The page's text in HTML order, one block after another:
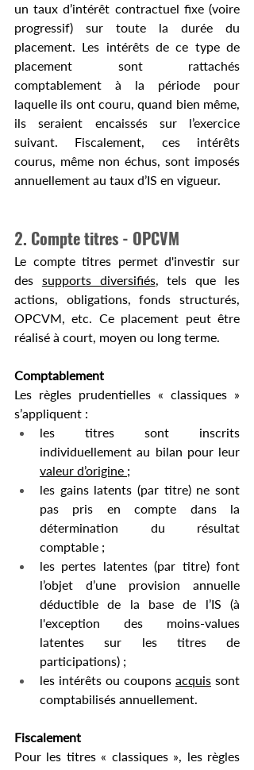
un taux d’intérêt contractuel fixe (voire
progressif) sur toute la durée du
placement. Les intérêts de ce type de
placement sont rattachés
comptablement à la période pour
laquelle ils ont couru, quand bien même,
ils seraient encaissés sur l’exercice
suivant. Fiscalement, ces intérêts
courus, même non échus, sont imposés
annuellement au taux d’IS en vigueur.
2. Compte titres - OPCVM
Le compte titres permet d'investir sur
des supports diversifiés, tels que les
actions, obligations, fonds structurés,
OPCVM, etc. Ce placement peut être
réalisé à court, moyen ou long terme.
Comptablement
Les règles prudentielles « classiques »
s’appliquent :
les titres sont inscrits
valeur d’origine ;
les gains latents (par titre) ne sont
pas pris en compte dans la
détermination du résultat
comptable ;
les pertes latentes (par titre) font
l’objet d’une provision annuelle
déductible de la base de l’IS (à
l'exception des moins-values
latentes sur les titres de
participations) ;
les intérêts ou coupons acquis sont
comptabilisés annuellement.
Fiscalement
Pour les titres « classiques », les règles